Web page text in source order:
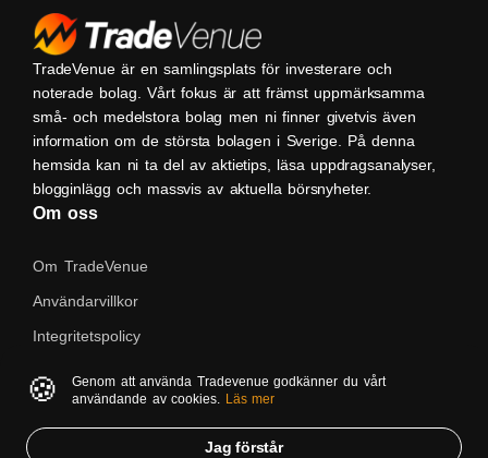
TradeVenue är en samlingsplats för investerare och
noterade bolag. Vårt fokus är att främst uppmärksamma
små- och medelstora bolag men ni finner givetvis även
information om de största bolagen i Sverige. På denna
hemsida kan ni ta del av aktietips, läsa uppdragsanalyser,
blogginlägg och massvis av aktuella börsnyheter.
Om oss
Om TradeVenue
Användarvillkor
Integritetspolicy
Native
🍪
Genom att använda Tradevenue godkänner du vårt
användande av cookies. Läs mer
Jag förstår